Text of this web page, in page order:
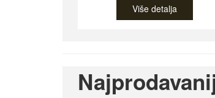
Više detalja